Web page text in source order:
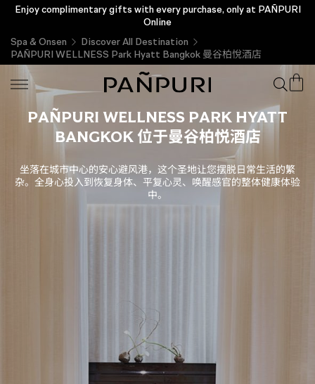
Enjoy complimentary gifts with every purchase, only at PAÑPURI
Online
Check the validity of your e-voucher Click
Spa & Onsen
Discover All Destination
PAÑPURI WELLNESS Park Hyatt Bangkok 曼谷柏悅酒店
PAÑPURI WELLNESS PARK HYATT
BANGKOK 位于曼谷柏悦酒店
坐落在城市中心的安心避风港，这个圣地让您摆脱日常生活的繁
杂。全身心投入到恢复身体、平复心灵、唤醒感官的整体健康体验
中。